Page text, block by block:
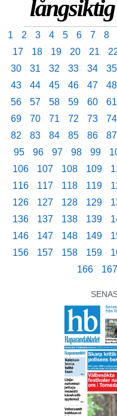
1 2 3 4 5 6 7 8
17
18 19 20 21
30
31 32 33 34 35
43
44 45 46 47 48
56
57 58 59 60 61
69
70 71 72 73 74
82
83 84 85 86 87
95
96 97 98 99
106
107 108 109
116
117 118 119
126
127 128 129
136
137 138 139
146
147 148 149
156
157 158 159
166
167